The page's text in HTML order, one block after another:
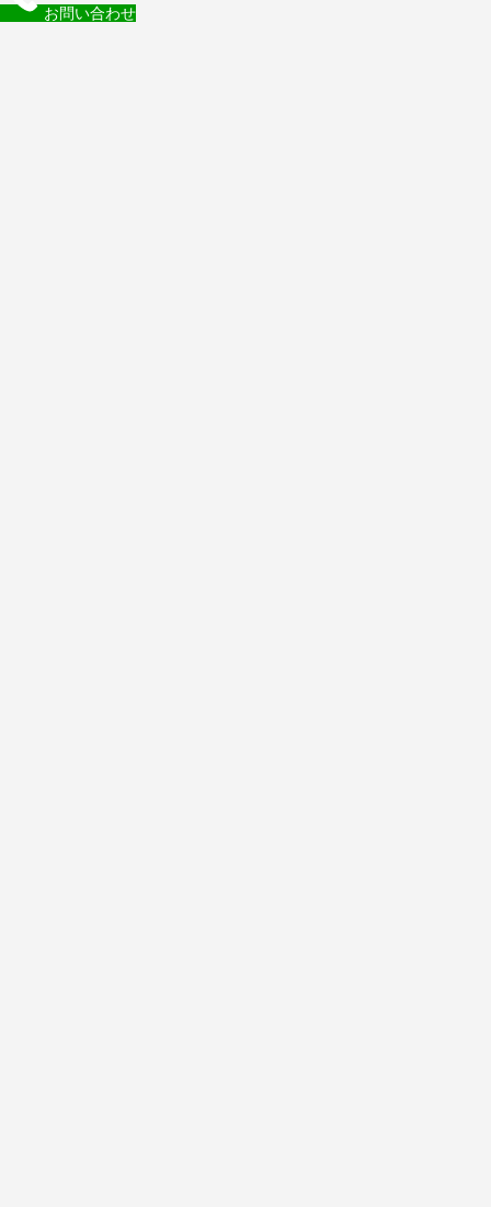
お問い合わせ